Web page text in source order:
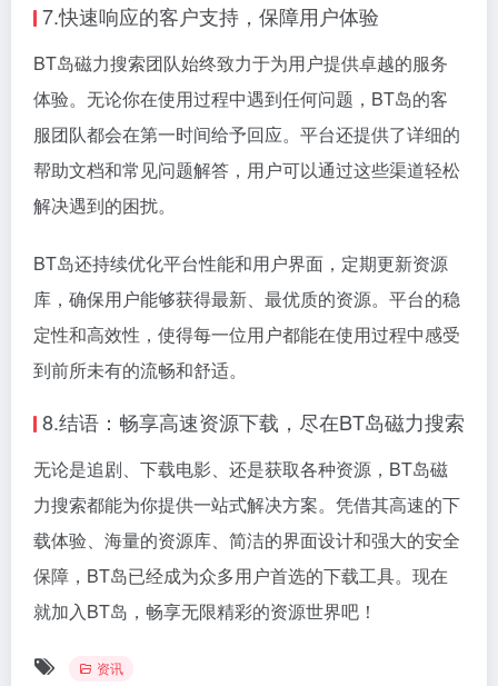
7.快速响应的客户支持，保障用户体验
BT岛磁力搜索团队始终致力于为用户提供卓越的服务
体验。无论你在使用过程中遇到任何问题，BT岛的客
服团队都会在第一时间给予回应。平台还提供了详细的
帮助文档和常见问题解答，用户可以通过这些渠道轻松
解决遇到的困扰。
BT岛还持续优化平台性能和用户界面，定期更新资源
库，确保用户能够获得最新、最优质的资源。平台的稳
定性和高效性，使得每一位用户都能在使用过程中感受
到前所未有的流畅和舒适。
8.结语：畅享高速资源下载，尽在BT岛磁力搜索
无论是追剧、下载电影、还是获取各种资源，BT岛磁
力搜索都能为你提供一站式解决方案。凭借其高速的下
载体验、海量的资源库、简洁的界面设计和强大的安全
保障，BT岛已经成为众多用户首选的下载工具。现在
就加入BT岛，畅享无限精彩的资源世界吧！
资讯